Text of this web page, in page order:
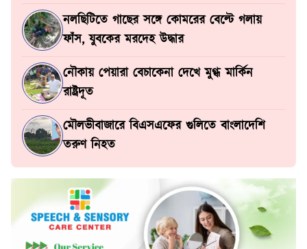
নলছিটিতে গাছের সঙ্গে কোমরের বেল্টে গলায়
ফাঁস, যুবকের মরদেহ উদ্ধার
নৌকায় পেয়ারা বেচাকেনা দেখে মুগ্ধ মার্কিন
রাষ্ট্রদূত
মৌলভীবাজারে বিএসএফের গুলিতে বাংলাদেশি
তরুণ নিহত